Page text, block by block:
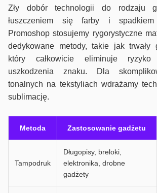
Zły dobór technologii do rodzaju
łuszczeniem się farby i
Promoshop stosujemy rygorystyczne
dedykowane metody, takie jak trwały
który całkowicie eliminuje ryzyko
uszkodzenia znaku. Dla
tonalnych na tekstyliach wdrażamy
sublimację.
Metoda Zastosowanie gadżetu
Tampodruk
Długopisy, breloki,
elektronika, drobne
gadżety